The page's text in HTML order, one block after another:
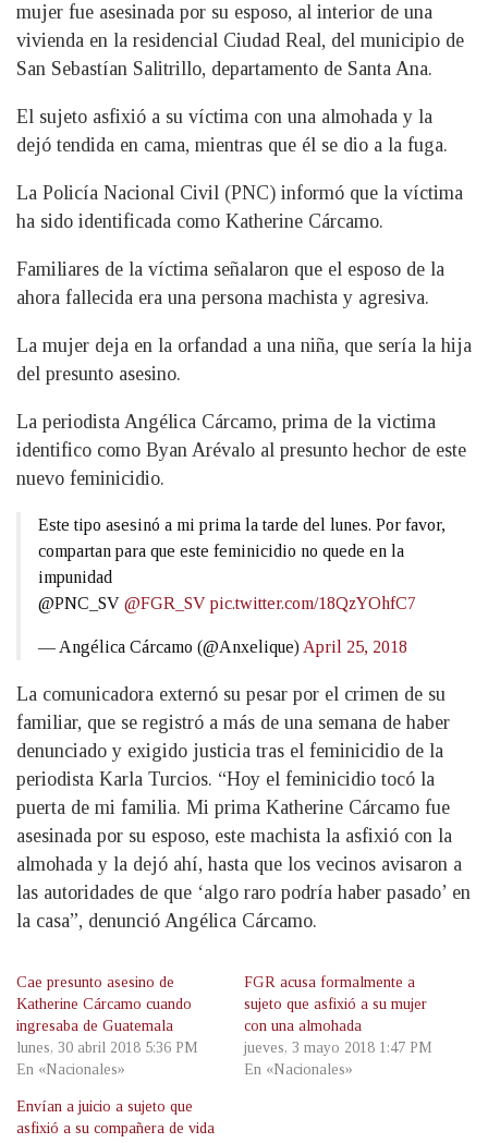
mujer fue asesinada por su esposo, al interior de una
vivienda en la residencial Ciudad Real, del municipio de
San Sebastían Salitrillo, departamento de Santa Ana.
El sujeto asfixió a su víctima con una almohada y la
dejó tendida en cama, mientras que él se dio a la fuga.
La Policía Nacional Civil (PNC) informó que la víctima
ha sido identificada como Katherine Cárcamo.
Familiares de la víctima señalaron que el esposo de la
ahora fallecida era una persona machista y agresiva.
La mujer deja en la orfandad a una niña, que sería la hija
del presunto asesino.
La periodista Angélica Cárcamo, prima de la victima
identifico como Byan Arévalo al presunto hechor de este
nuevo feminicidio.
Este tipo asesinó a mi prima la tarde del lunes. Por favor,
compartan para que este feminicidio no quede en la
impunidad
@PNC_SV @FGR_SV pic.twitter.com/18QzYOhfC7
— Angélica Cárcamo (@Anxelique) April 25, 2018
La comunicadora externó su pesar por el crimen de su
familiar, que se registró a más de una semana de haber
denunciado y exigido justicia tras el feminicidio de la
periodista Karla Turcios. “Hoy el feminicidio tocó la
puerta de mi familia. Mi prima Katherine Cárcamo fue
asesinada por su esposo, este machista la asfixió con la
almohada y la dejó ahí, hasta que los vecinos avisaron a
las autoridades de que ‘algo raro podría haber pasado’ en
la casa”, denunció Angélica Cárcamo.
Cae presunto asesino de
Katherine Cárcamo cuando
ingresaba de Guatemala
lunes, 30 abril 2018 5:36 PM
En «Nacionales»
FGR acusa formalmente a
sujeto que asfixió a su mujer
con una almohada
jueves, 3 mayo 2018 1:47 PM
En «Nacionales»
Envían a juicio a sujeto que
asfixió a su compañera de vida